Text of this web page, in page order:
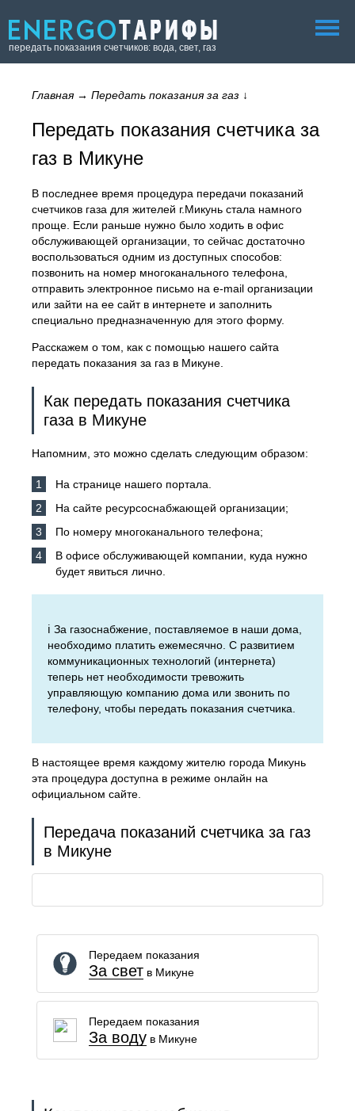
передать показания счетчиков: вода, свет, газ
Главная→ Передать показания за газ ↓
Передать показания счетчика за
газ в Микуне
В последнее время процедура передачи показаний
счетчиков газа для жителей г.Микунь стала намного
проще. Если раньше нужно было ходить в офис
обслуживающей организации, то сейчас достаточно
воспользоваться одним из доступных способов:
позвонить на номер многоканального телефона,
отправить электронное письмо на e-mail организации
или зайти на ее сайт в интернете и заполнить
специально предназначенную для этого форму.
Расскажем о том, как с помощью нашего сайта
передать показания за газ в Микуне.
Как передать показания счетчика
газа в Микуне
Напомним, это можно сделать следующим образом:
На странице нашего портала.
На сайте ресурсоснабжающей организации;
По номеру многоканального телефона;
В офисе обслуживающей компании, куда нужно
будет явиться лично.
ℹ️ За газоснабжение, поставляемое в наши дома,
необходимо платить ежемесячно. С развитием
коммуникационных технологий (интернета)
теперь нет необходимости тревожить
управляющую компанию дома или звонить по
телефону, чтобы передать показания счетчика.
В настоящее время каждому жителю города Микунь
эта процедура доступна в режиме онлайн на
официальном сайте.
Передача показаний счетчика за газ
в Микуне
Передаем показания
За светв Микуне
Передаем показания
За водув Микуне